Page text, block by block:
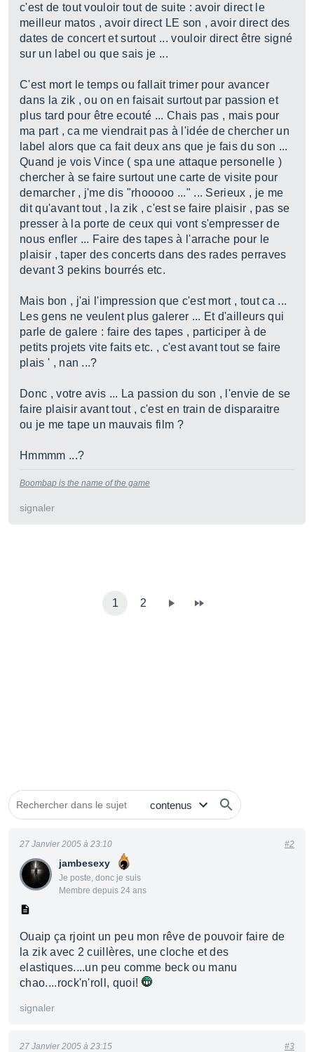
c'est de tout vouloir tout de suite : avoir direct le
meilleur matos , avoir direct LE son , avoir direct des
dates de concert et surtout ... vouloir direct être signé
sur un label ou que sais je ...
C'est mort le temps ou fallait trimer pour avancer
dans la zik , ou on en faisait surtout par passion et
plus tard pour être ecouté ... Chais pas , mais pour
ma part , ca me viendrait pas à l'idée de chercher un
label alors que ca fait deux ans que je fais du son ...
Quand je vois Vince ( spa une attaque personelle )
chercher à se faire surtout une carte de visite pour
demarcher , j'me dis "rhooooo ..." ... Serieux , je me
dit qu'avant tout , la zik , c'est se faire plaisir , pas se
presser à la porte de ceux qui vont s'empresser de
nous enfler ... Faire des tapes à l'arrache pour le
plaisir , taper des concerts dans des rades perraves
devant 3 pekins bourrés etc.
Mais bon , j'ai l'impression que c'est mort , tout ca ...
Les gens ne veulent plus galerer ... Et d'ailleurs qui
parle de galere : faire des tapes , participer à de
petits projets vite faits etc. , c'est avant tout se faire
plais ' , nan ...?
Donc , votre avis ... La passion du son , l'envie de se
faire plaisir avant tout , c'est en train de disparaitre
ou je me tape un mauvais film ?
Hmmmm ...?
Boombap is the name of the game
signaler
1 2
jambesexy
Je poste, donc je suis
Membre depuis 24 ans
27 Janvier 2005 à 23:10 #2
Ouaip ça rjoint un peu mon rêve de pouvoir faire de
la zik avec 2 cuillères, une cloche et des
elastiques....un peu comme beck ou manu
chao....rock'n'roll, quoi!
signaler
27 Janvier 2005 à 23:15 #3